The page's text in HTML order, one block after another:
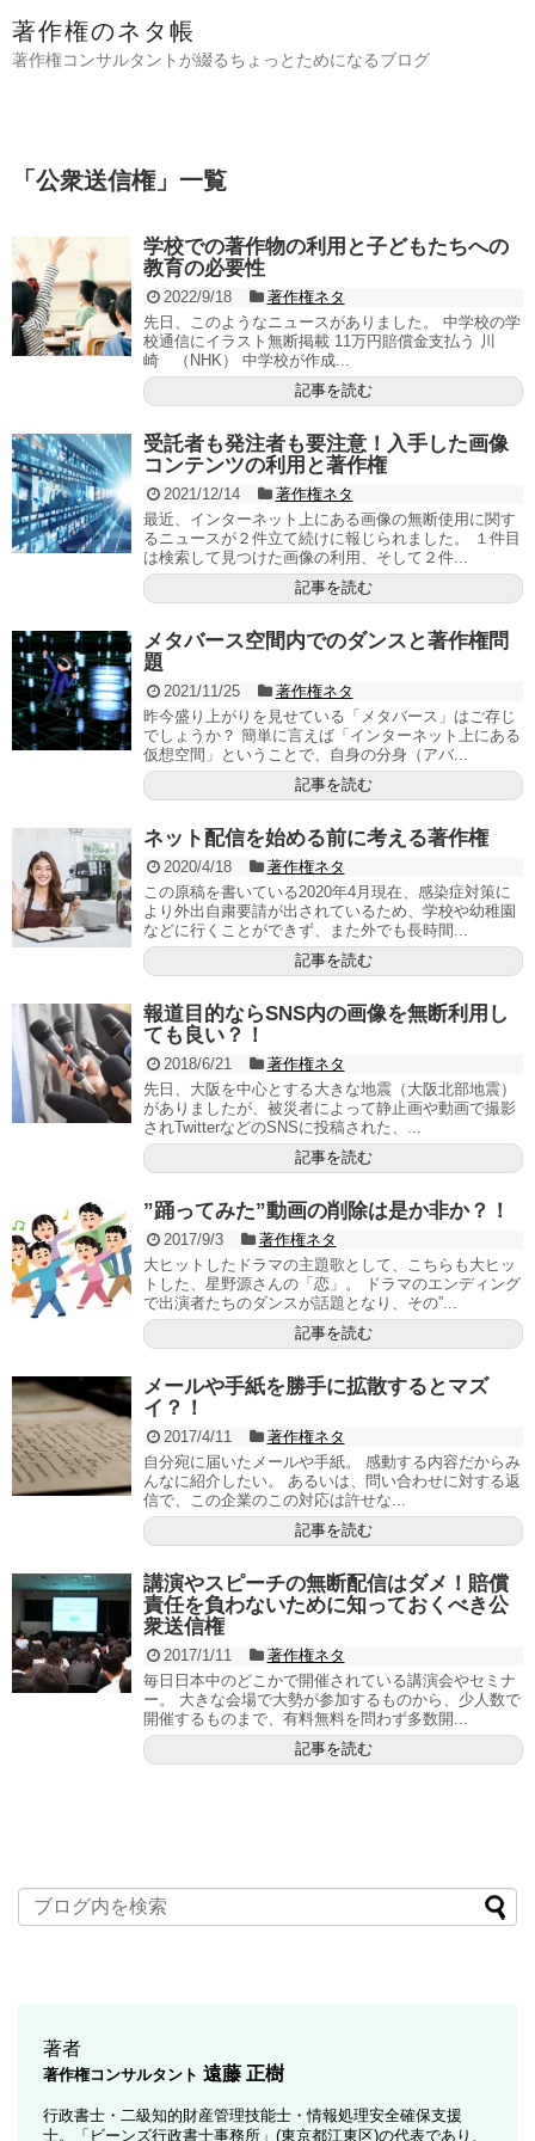
著作権のネタ帳
著作権コンサルタントが綴るちょっとためになるブログ
「 公衆送信権」 一覧
学校での著作物の利用と子どもたちへの
教育の必要性
2022/9/18
著作権ネタ
先日、このようなニュースがありました。 中学校の学
校通信にイラスト無断掲載 11万円賠償金支払う 川
崎 （NHK） 中学校が作成...
記事を読む
受託者も発注者も要注意！入手した画像
コンテンツの利用と著作権
2021/12/14
著作権ネタ
最近、インターネット上にある画像の無断使用に関す
るニュースが２件立て続けに報じられました。 １件目
は検索して見つけた画像の利用、そして２件...
記事を読む
メタバース空間内でのダンスと著作権問
題
2021/11/25
著作権ネタ
昨今盛り上がりを見せている「メタバース」はご存じ
でしょうか？ 簡単に言えば「インターネット上にある
仮想空間」ということで、自身の分身（アバ...
記事を読む
ネット配信を始める前に考える著作権
2020/4/18
著作権ネタ
この原稿を書いている2020年4月現在、感染症対策に
より外出自粛要請が出されているため、学校や幼稚園
などに行くことができず、また外でも長時間...
記事を読む
報道目的ならSNS内の画像を無断利用し
ても良い？！
2018/6/21
著作権ネタ
先日、大阪を中心とする大きな地震（大阪北部地震）
がありましたが、被災者によって静止画や動画で撮影
されTwitterなどのSNSに投稿された、...
記事を読む
”踊ってみた”動画の削除は是か非か？！
2017/9/3
著作権ネタ
大ヒットしたドラマの主題歌として、こちらも大ヒッ
トした、星野源さんの「恋」。 ドラマのエンディング
で出演者たちのダンスが話題となり、その”...
記事を読む
メールや手紙を勝手に拡散するとマズ
イ？！
2017/4/11
著作権ネタ
自分宛に届いたメールや手紙。 感動する内容だからみ
んなに紹介したい。 あるいは、問い合わせに対する返
信で、この企業のこの対応は許せな...
記事を読む
講演やスピーチの無断配信はダメ！賠償
責任を負わないために知っておくべき公
衆送信権
2017/1/11
著作権ネタ
毎日日本中のどこかで開催されている講演会やセミナ
ー。 大きな会場で大勢が参加するものから、少人数で
開催するものまで、有料無料を問わず多数開...
記事を読む
著者
著作権コンサルタント 遠藤 正樹
行政書士・二級知的財産管理技能士・情報処理安全確保支援
士。「ビーンズ行政書士事務所」(東京都江東区)の代表であり、